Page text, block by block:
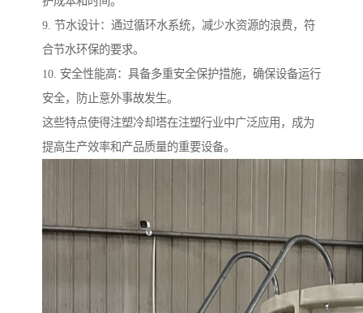
9. 节水设计：通过循环水系统，减少水资源的浪费，符
合节水环保的要求。
10. 安全性能高：具备多重安全保护措施，确保设备运行
安全，防止意外事故发生。
这些特点使得注塑冷却塔在注塑行业中广泛应用，成为
提高生产效率和产品质量的重要设备。